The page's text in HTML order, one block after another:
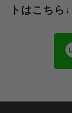
トはこちら↓